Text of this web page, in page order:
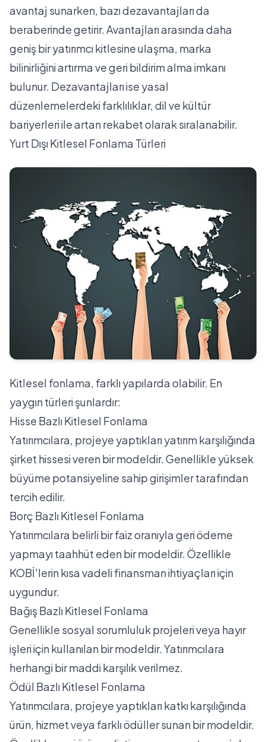
avantaj sunarken, bazı dezavantajları da
beraberinde getirir. Avantajları arasında daha
geniş bir yatırımcı kitlesine ulaşma, marka
bilinirliğini artırma ve geri bildirim alma imkanı
bulunur. Dezavantajları ise yasal
düzenlemelerdeki farklılıklar, dil ve kültür
bariyerleri ile artan rekabet olarak sıralanabilir.
Yurt Dışı Kitlesel Fonlama Türleri
Kitlesel fonlama, farklı yapılarda olabilir. En
yaygın türleri şunlardır:
Hisse Bazlı Kitlesel Fonlama
Yatırımcılara, projeye yaptıkları yatırım karşılığında
şirket hissesi veren bir modeldir. Genellikle yüksek
büyüme potansiyeline sahip girişimler tarafından
tercih edilir.
Borç Bazlı Kitlesel Fonlama
Yatırımcılara belirli bir faiz oranıyla geri ödeme
yapmayı taahhüt eden bir modeldir. Özellikle
KOBİ'lerin kısa vadeli finansman ihtiyaçları için
uygundur.
Bağış Bazlı Kitlesel Fonlama
Genellikle sosyal sorumluluk projeleri veya hayır
işleri için kullanılan bir modeldir. Yatırımcılara
herhangi bir maddi karşılık verilmez.
Ödül Bazlı Kitlesel Fonlama
Yatırımcılara, projeye yaptıkları katkı karşılığında
ürün, hizmet veya farklı ödüller sunan bir modeldir.